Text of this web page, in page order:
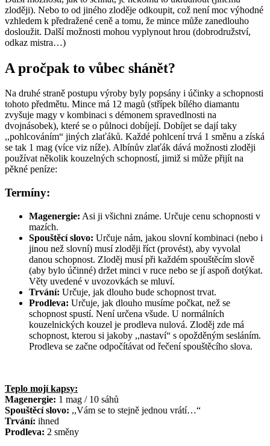
zloději). Nebo to od jiného zloděje odkoupit, což není moc výhodné
vzhledem k předražené ceně a tomu, že mince může zanedlouho
dosloužit. Další možnosti mohou vyplynout hrou (dobrodružství,
odkaz mistra…)
A pročpak to vůbec shánět?
Na druhé straně postupu výroby byly popsány i účinky a schopnosti
tohoto předmětu. Mince má 12 magů (střípek bílého diamantu
zvyšuje magy v kombinaci s démonem spravedlnosti na
dvojnásobek), které se o půlnoci dobíjejí. Dobíjet se dají taky
,,pohlcováním“ jiných zlaťáků. Každé pohlcení trvá 1 směnu a získá
se tak 1 mag (více viz níže). Albínův zlaťák dává možnosti zloději
používat několik kouzelných schopností, jimiž si může přijít na
pěkné peníze:
Termíny:
Magenergie: Asi ji všichni známe. Určuje cenu schopnosti v
mazích.
Spouštěcí slovo: Určuje nám, jakou slovní kombinaci (nebo i
jinou než slovní) musí zloději říct (provést), aby vyvolal
danou schopnost. Zloděj musí při každém spouštěcím slově
(aby bylo účinné) držet minci v ruce nebo se jí aspoň dotýkat.
Věty uvedené v uvozovkách se mluví.
Trvání: Určuje, jak dlouho bude schopnost trvat.
Prodleva: Určuje, jak dlouho musíme počkat, než se
schopnost spustí. Není určena všude. U normálních
kouzelnických kouzel je prodleva nulová. Zloděj zde má
schopnost, kterou si jakoby ,,nastaví“ s opožděným sesláním.
Prodleva se začne odpočítávat od řečení spouštěcího slova.
Teplo mojí kapsy:
Magenergie: 1 mag / 10 sáhů
Spouštěcí slovo: ,,Vám se to stejně jednou vrátí…“
Trvání: ihned
Prodleva: 2 směny